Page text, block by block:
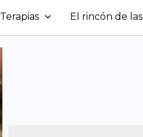
Terapias El rincón de